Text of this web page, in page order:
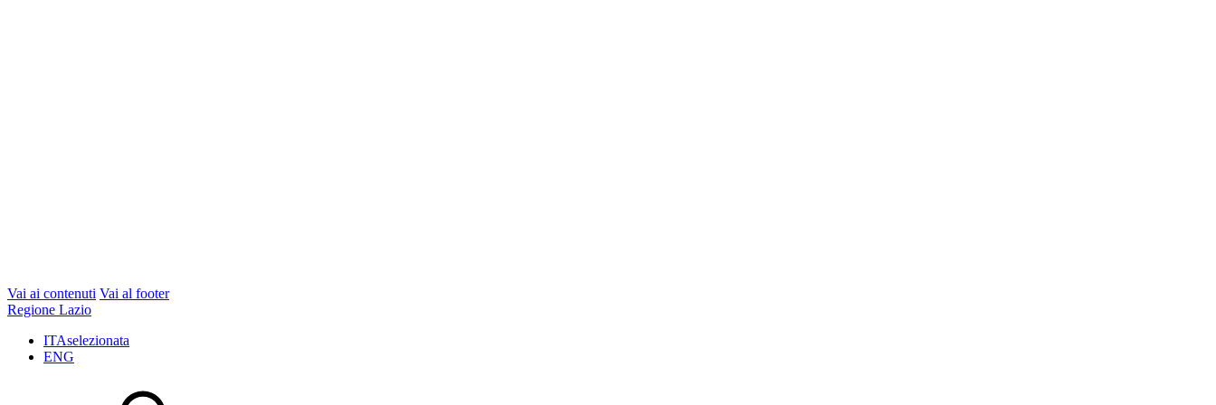
Vai ai contenuti Vai al footer
Regione Lazio
ITAselezionata
ENG